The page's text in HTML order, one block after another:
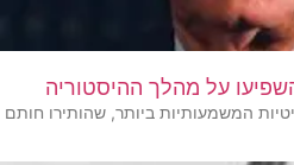
המשמעותיות ביותר, שהותירו חותם